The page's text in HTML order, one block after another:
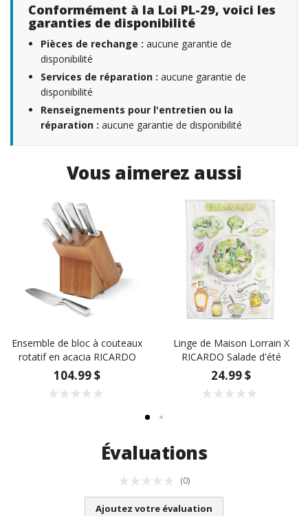
Conformément à la Loi PL-29, voici les
garanties de disponibilité
Pièces de rechange : aucune garantie de
disponibilité
Services de réparation : aucune garantie de
disponibilité
Renseignements pour l'entretien ou la
réparation : aucune garantie de disponibilité
Vous aimerez aussi
Ensemble de bloc à couteaux
rotatif en acacia RICARDO
104.99 $
Linge de Maison Lorrain X
RICARDO Salade d'été
24.99 $
Évaluations
(0)
Ajoutez votre évaluation